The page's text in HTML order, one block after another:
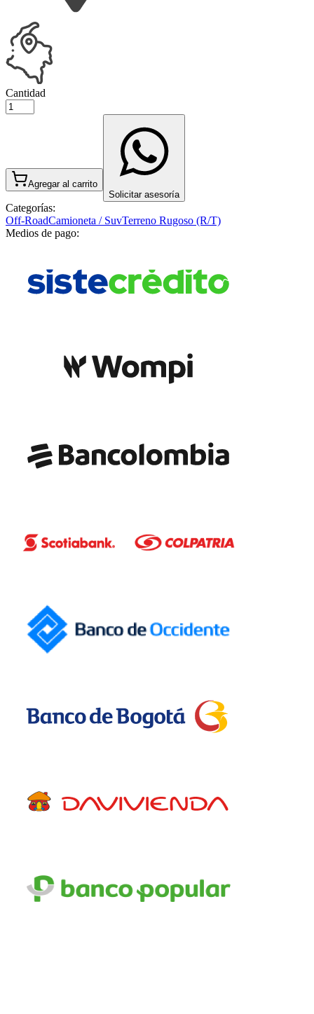
Cantidad
Agregar al carrito
Solicitar asesoría
Categorías:
Off-RoadCamioneta / SuvTerreno Rugoso (R/T)
Medios de pago: